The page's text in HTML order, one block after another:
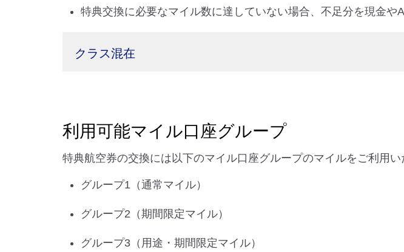
特典交換に必要なマイル数に達していない場合、不足分を現金や
クラス混在
利用可能マイル口座グループ
特典航空券の交換には以下のマイル口座グループのマイルをご利用い
グループ1（通常マイル）
グループ2（期間限定マイル）
グループ3（用途・期間限定マイル）